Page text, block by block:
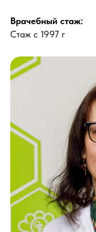
Врачебный стаж:
Стаж с 1997 г